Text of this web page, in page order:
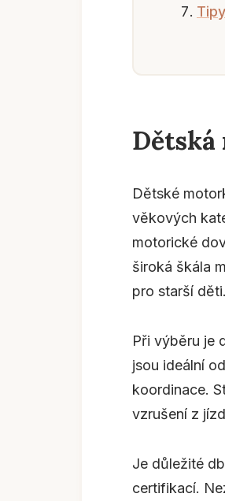
Dětská
Dětské
věkových
motorické
široká škála
pro starší děti.
Při výběru je
jsou ideální
koordinace.
vzrušení z
Je důležité
certifikací.